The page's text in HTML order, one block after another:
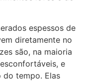
espessos de
diretamente no
são, na maioria
e
do tempo. Elas